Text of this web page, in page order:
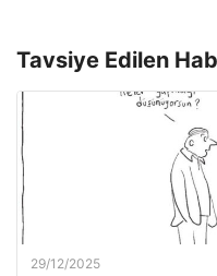
Tavsiye Edilen
29/12/2025